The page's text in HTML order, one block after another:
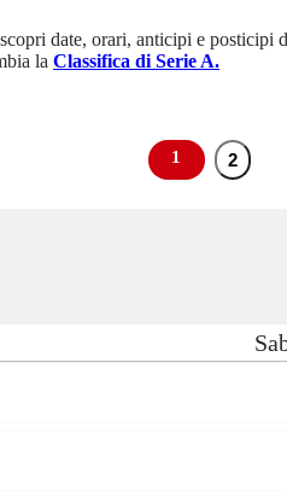
date, orari, anticipi e posticipi
la Classifica di Serie A.
1 2